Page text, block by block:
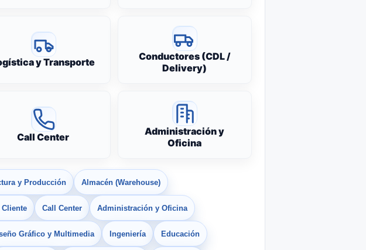
y Transporte
Conductores (CDL /
Delivery)
Call Center
Administración y
Oficina
y Producción Almacén (Warehouse)
Call Center Administración y Oficina
Gráfico y Multimedia Ingeniería Educación